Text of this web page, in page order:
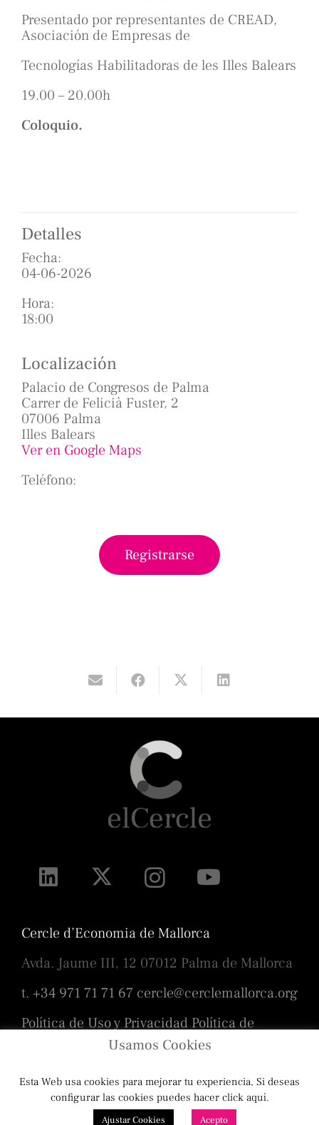
Presentado por representantes de CREAD,
Asociación de Empresas de
Tecnologías Habilitadoras de les Illes Balears
19.00 – 20.00h
Coloquio.
Detalles
Fecha:
04-06-2026
Hora:
18:00
Localización
Palacio de Congresos de Palma
Carrer de Felicià Fuster, 2
07006 Palma
Illes Balears
Ver en Google Maps
Teléfono:
Registrarse
Cercle d’Economia de Mallorca
Avda. Jaume III, 12 07012 Palma de Mallorca
t. +34 971 71 71 67 cercle@cerclemallorca.org
Política de Uso y Privacidad Política de
DiseñoToni Borrás/ Programación
Usamos Cookies
Esta Web usa cookies para mejorar tu experiencia, Si deseas
configurar las cookies puedes hacer click aquí.
Ajustar Cookies Acepto